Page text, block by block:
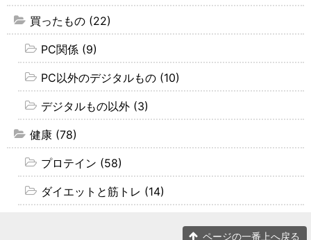
買ったもの (22)
PC関係 (9)
PC以外のデジタルもの (10)
デジタルもの以外 (3)
健康 (78)
プロテイン (58)
ダイエットと筋トレ (14)
ページの一番上へ戻る